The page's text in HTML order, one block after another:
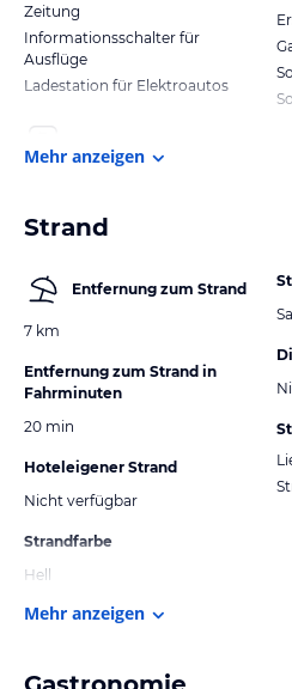
Zeitung
Informationsschalter für
Ausflüge
Ladestation für Elektroautos
Mehr anzeigen
Strand
Entfernung zum Strand
7 km
Entfernung zum Strand in
Fahrminuten
20 min
Hoteleigener Strand
Nicht verfügbar
Strandfarbe
Hell
Mehr anzeigen